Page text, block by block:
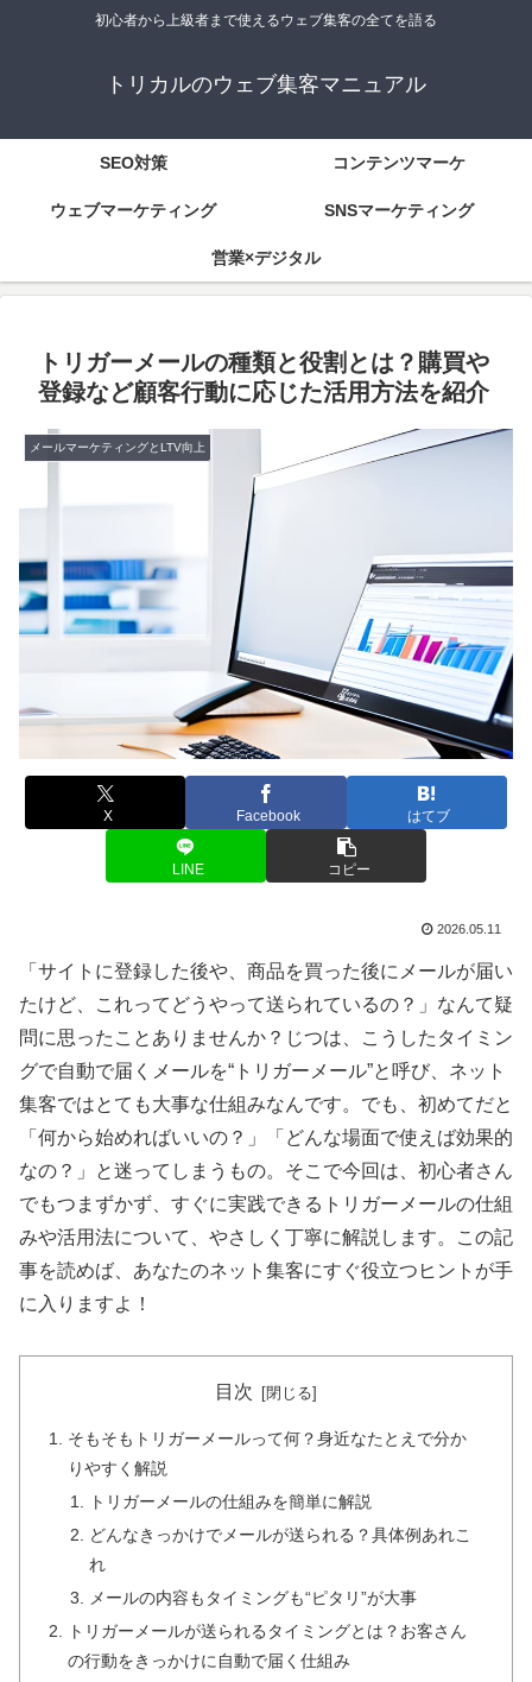
初心者から上級者まで使えるウェブ集客の全てを語る
トリカルのウェブ集客マニュアル
SEO対策 コンテンツマーケ
ウェブマーケティング SNSマーケティング
営業×デジタル
トリガーメールの種類と役割とは？購買や
登録など顧客行動に応じた活用方法を紹介
メールマーケティングとLTV向上
X Facebook はてブ
LINE コピー
2026.05.11
「サイトに登録した後や、商品を買った後にメールが届い
たけど、これってどうやって送られているの？」なんて疑
問に思ったことありませんか？じつは、こうしたタイミン
グで自動で届くメールを“トリガーメール”と呼び、ネット
集客ではとても大事な仕組みなんです。でも、初めてだと
「何から始めればいいの？」「どんな場面で使えば効果的
なの？」と迷ってしまうもの。そこで今回は、初心者さん
でもつまずかず、すぐに実践できるトリガーメールの仕組
みや活用法について、やさしく丁寧に解説します。この記
事を読めば、あなたのネット集客にすぐ役立つヒントが手
に入りますよ！
目次
そもそもトリガーメールって何？身近なたとえで分か
りやすく解説
トリガーメールの仕組みを簡単に解説
どんなきっかけでメールが送られる？具体例あれこ
れ
メールの内容もタイミングも“ピタリ”が大事
トリガーメールが送られるタイミングとは？お客さん
の行動をきっかけに自動で届く仕組み